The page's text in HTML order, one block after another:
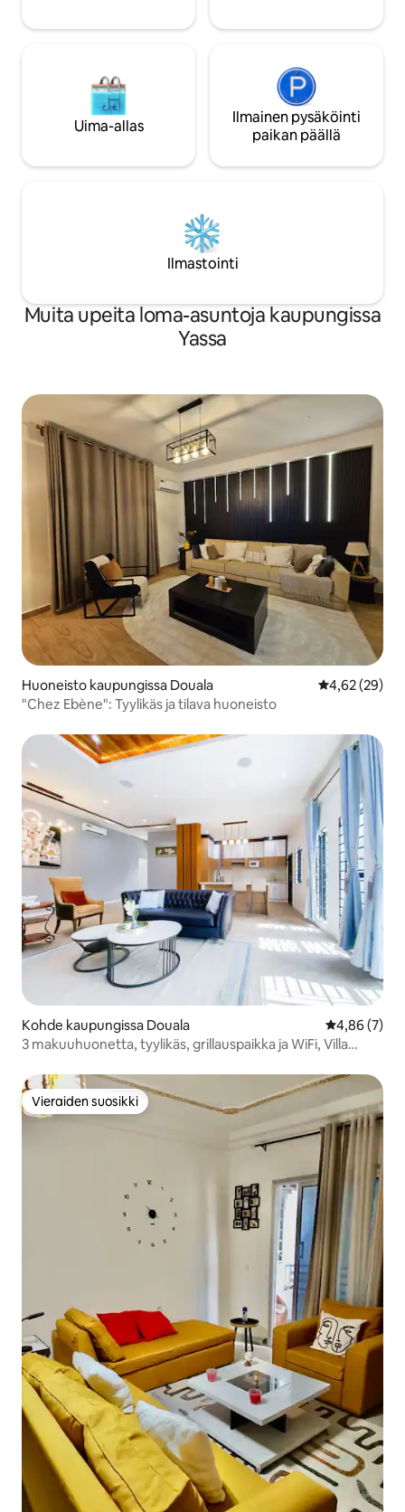
Uima-allas
Ilmainen pysäköinti
paikan päällä
Ilmastointi
Muita upeita loma-asuntoja kaupungissa
Yassa
Huoneisto kaupungissa Douala
4,62 (29)
"Chez Ebène": Tyylikäs ja tilava huoneisto
Kohde kaupungissa Douala
4,86 (7)
3 makuuhuonetta, tyylikäs, grillauspaikka ja WiFi, Villa
Vieraiden suosikki
Vieraiden suosikki